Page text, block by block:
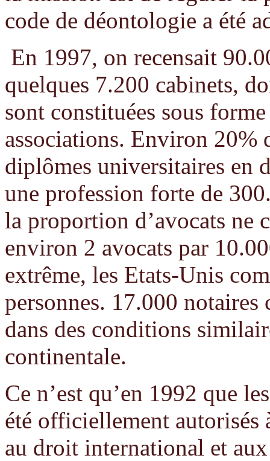
code de déontologie a été
En 1997, on recensait
quelques 7.200 cabinets,
sont constituées sous
associations. Environ 20%
diplômes universitaires en
une profession forte de
la proportion d’avocats ne
environ 2 avocats par
extrême, les Etats-Unis
personnes. 17.000
dans des conditions
continentale.
Ce n’est qu’en 1992 que
été officiellement
au droit international et